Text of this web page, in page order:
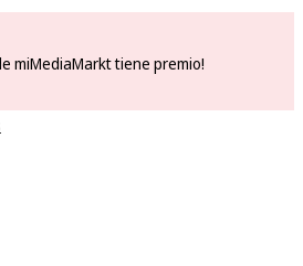
miMediaMarkt tiene premio!